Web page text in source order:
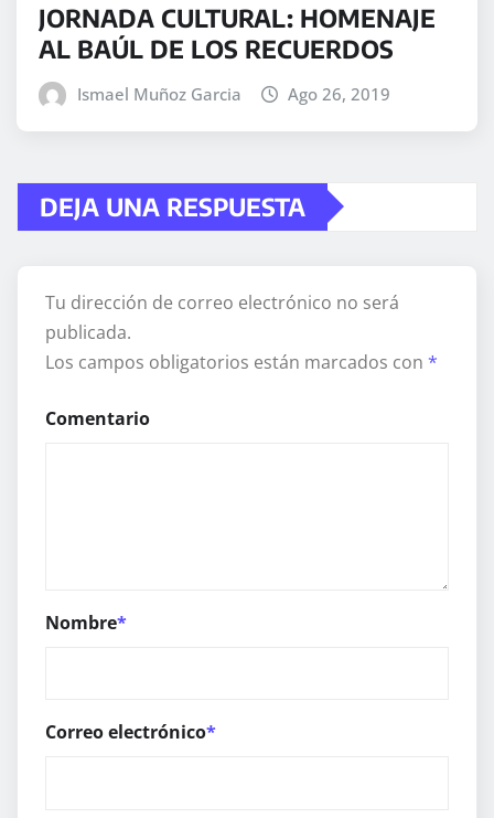
JORNADA CULTURAL: HOMENAJE
AL BAÚL DE LOS RECUERDOS
Ismael Muñoz Garcia Ago 26, 2019
DEJA UNA RESPUESTA
Tu dirección de correo electrónico no será
publicada.
Los campos obligatorios están marcados con *
Comentario
Nombre*
Correo electrónico*